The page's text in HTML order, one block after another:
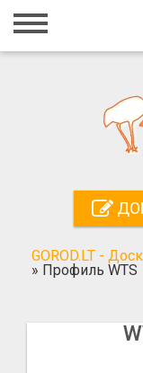
Главная
Регистрация
Поиск
GOROD.LT -
» Профиль WTS